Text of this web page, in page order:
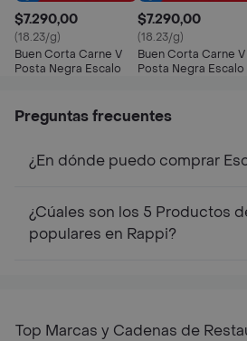
$7.290,00
(18.23/g)
Buen Corta Carne V
Posta Negra Escalo
$7.290,00
(18.23/g)
Buen Corta Carne V
Posta Negra Escalo
Preguntas frecuentes
¿En dónde puedo comprar
¿Cúales son los 5 Productos
populares en Rappi?
Top Marcas y Cadenas de